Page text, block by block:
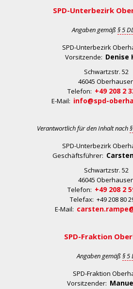
SPD-Unterbezirk
Angaben gemäß § 5
SPD-Unterbezirk
Vorsitzende: Denise
Schwartzstr. 52
46045
Telefon: +49 208 2
E-Mail: info@spd-
Verantwortlich für den Inhalt nach
SPD-Unterbezirk
Geschäftsführer:
Schwartzstr. 52
46045
Telefon: +49 208 2
Telefax: +49 208 80
E-Mail:
SPD-Fraktion
Angaben gemäß § 5
SPD-Fraktion
Vorsitzender: